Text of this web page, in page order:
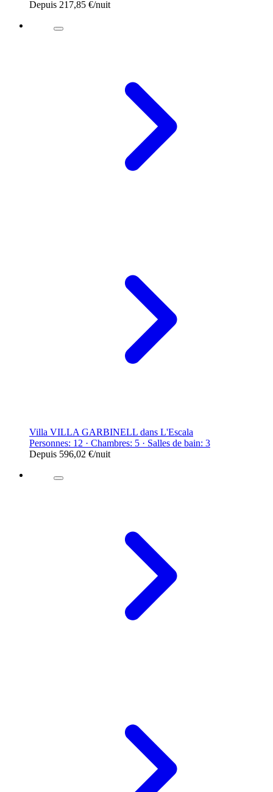
Depuis 217,85 €/nuit
Villa VILLA GARBINELL dans L'Escala
Personnes: 12 · Chambres: 5 · Salles de bain: 3
Depuis 596,02 €/nuit